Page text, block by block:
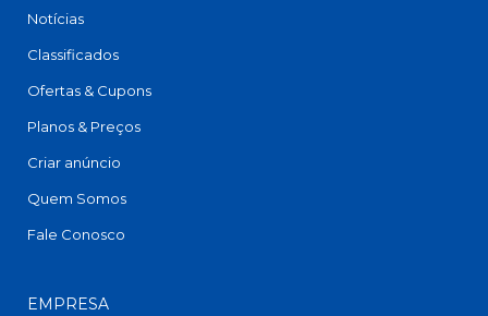
Notícias
Classificados
Ofertas & Cupons
Planos & Preços
Criar anúncio
Quem Somos
Fale Conosco
EMPRESA